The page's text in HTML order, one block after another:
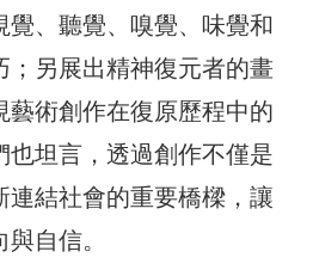
覺、聽覺、嗅覺、味覺和
；另展出精神復元者的畫
藝術創作在復原歷程中的
也坦言，透過創作不僅是
連結社會的重要橋樑，讓
自信。